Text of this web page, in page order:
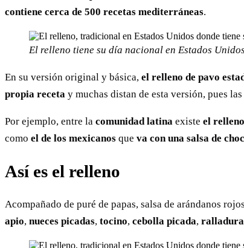
contiene cerca de 500 recetas mediterráneas.
El relleno tiene su día nacional en Estados
En su versión original y básica, el relleno de pavo
propia receta y muchas distan de esta versión, pues
Por ejemplo, entre la comunidad latina existe el
como el de los mexicanos que va con una salsa de
Así es el relleno
Acompañado de puré de papas, salsa de arándanos
apio, nueces picadas, tocino, cebolla picada,